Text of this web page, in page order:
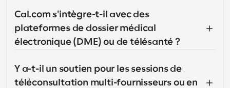
Cal.com s'intègre-t-il avec des
plateformes de dossier médical
électronique (DME) ou de télésanté ?
Y a-t-il un soutien pour les sessions de
téléconsultation multi-fournisseurs ou en